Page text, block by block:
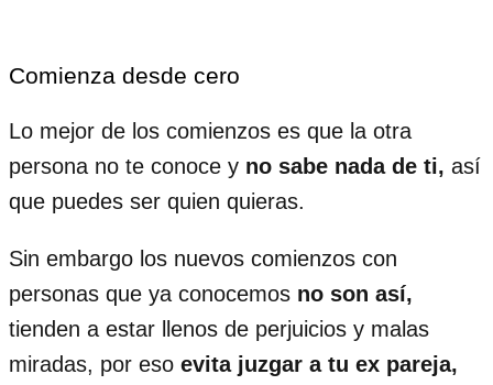
Comienza desde cero
Lo mejor de los comienzos es que la otra
persona no te conoce y no sabe nada de ti, así
que puedes ser quien quieras.
Sin embargo los nuevos comienzos con
personas que ya conocemos no son así,
tienden a estar llenos de perjuicios y malas
miradas, por eso evita juzgar a tu ex pareja,